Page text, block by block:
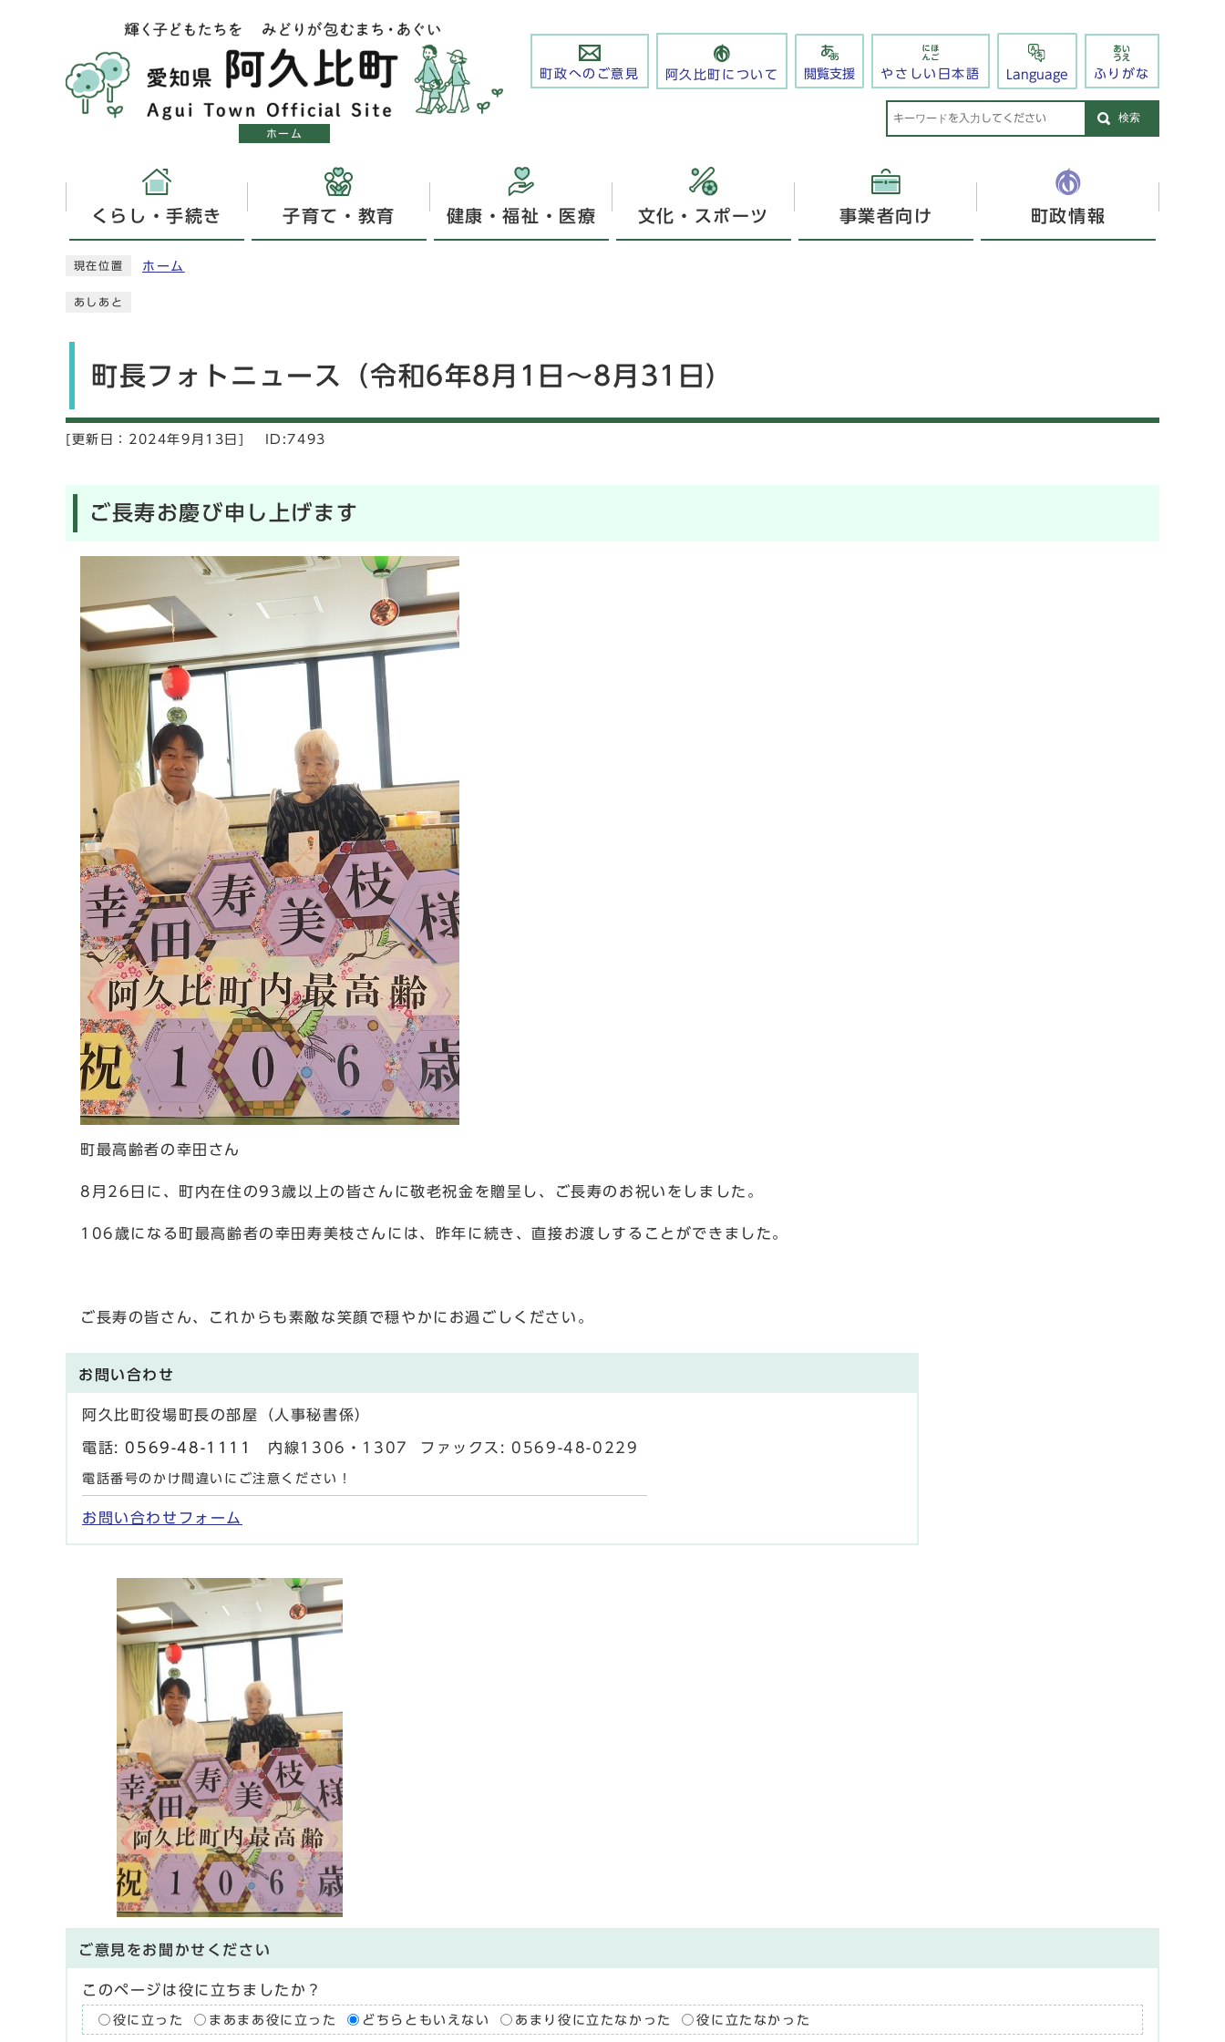
ホーム
町政へのご意見 阿久比町について 閲覧支援 やさしい日本語 Language ふりがな
検索
くらし・手続き 子育て・教育 健康・福祉・医療 文化・スポーツ 事業者向け 町政情報
現在位置 ホーム
あしあと
町長フォトニュース（令和6年8月1日～8月31日）
[更新日： 2024年9月13日] ID:7493
ご長寿お慶び申し上げます
町最高齢者の幸田さん
8月26日に、町内在住の93歳以上の皆さんに敬老祝金を贈呈し、ご長寿のお祝いをしました。
106歳になる町最高齢者の幸田寿美枝さんには、昨年に続き、直接お渡しすることができました。
ご長寿の皆さん、これからも素敵な笑顔で穏やかにお過ごしください。
お問い合わせ
阿久比町役場町長の部屋（人事秘書係）
電話: 0569-48-1111 内線1306・1307 ファックス: 0569-48-0229
電話番号のかけ間違いにご注意ください！
お問い合わせフォーム
ご意見をお聞かせください
このページは役に立ちましたか？
役に立った まあまあ役に立った どちらともいえない あまり役に立たなかった 役に立たなかった